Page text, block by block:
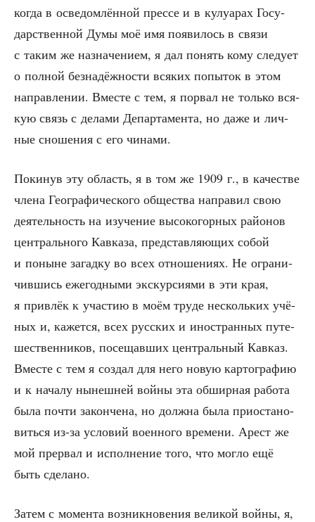
когда в осве­дом­лён­ной прес­се и в кулу­а­рах Госу­
дар­ствен­ной Думы моё имя появи­лось в свя­зи
с таким же назна­че­ни­ем, я дал понять кому сле­ду­ет
о пол­ной без­на­дёж­но­сти вся­ких попы­ток в этом
направ­ле­нии. Вме­сте с тем, я порвал не толь­ко вся­
кую связь с дела­ми Депар­та­мен­та, но даже и лич­
ные сно­ше­ния с его чинами.
Поки­нув эту область, я в том же 1909 г., в каче­стве
чле­на Гео­гра­фи­че­ско­го обще­ства напра­вил свою
дея­тель­ность на изу­че­ние высо­ко­гор­ных рай­о­нов
цен­траль­но­го Кав­ка­за, пред­став­ля­ю­щих собой
и поныне загад­ку во всех отно­ше­ни­ях. Не огра­ни­
чив­шись еже­год­ны­ми экс­кур­си­я­ми в эти края,
я при­влёк к уча­стию в моём тру­де несколь­ких учё­
ных и, кажет­ся, всех рус­ских и ино­стран­ных путе­
ше­ствен­ни­ков, посе­щав­ших цен­траль­ный Кав­каз.
Вме­сте с тем я создал для него новую кар­то­гра­фию
и к нача­лу нынеш­ней вой­ны эта обшир­ная рабо­та
была почти закон­че­на, но долж­на была при­оста­но­
вить­ся из-за усло­вий воен­но­го вре­ме­ни. Арест же
мой пре­рвал и испол­не­ние того, что мог­ло ещё
быть сделано.
Затем с момен­та воз­ник­но­ве­ния вели­кой вой­ны, я,